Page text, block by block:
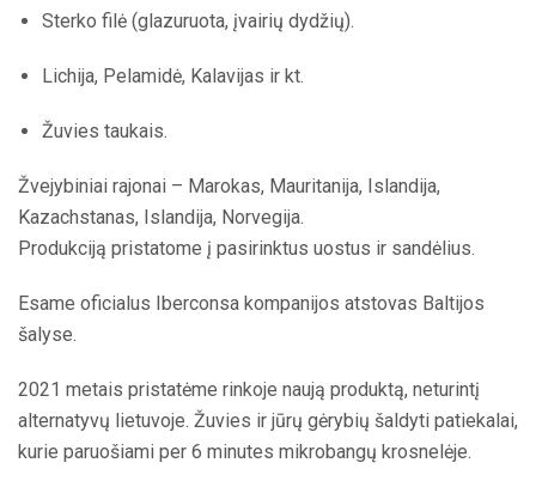
Sterko filė (glazuruota, įvairių dydžių).
Lichija, Pelamidė, Kalavijas ir kt.
Žuvies taukais.
Žvejybiniai rajonai – Marokas, Mauritanija, Islandija,
Kazachstanas, Islandija, Norvegija.
Produkciją pristatome į pasirinktus uostus ir sandėlius.
Esame oficialus Iberconsa kompanijos atstovas Baltijos
šalyse.
2021 metais pristatėme rinkoje naują produktą, neturintį
alternatyvų lietuvoje. Žuvies ir jūrų gėrybių šaldyti patiekalai,
kurie paruošiami per 6 minutes mikrobangų krosnelėje.